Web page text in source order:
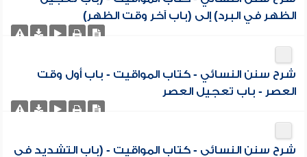
الظهر في البرد) إلى (باب آخر وقت الظهر)
شرح سنن النسائي - كتاب المواقيت - باب أول وقت
العصر - باب تعجيل العصر
شرح سنن النسائي - كتاب المواقيت - (باب التشديد في